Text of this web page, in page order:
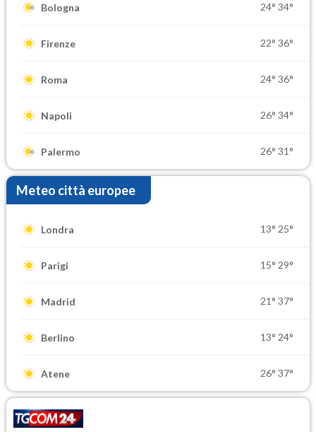
Bologna 24° 34°
Firenze 22° 36°
Roma 24° 36°
Napoli 26° 34°
Palermo 26° 31°
Meteo città europee
Londra 13° 25°
Parigi 15° 29°
Madrid 21° 37°
Berlino 13° 24°
Atene 26° 37°